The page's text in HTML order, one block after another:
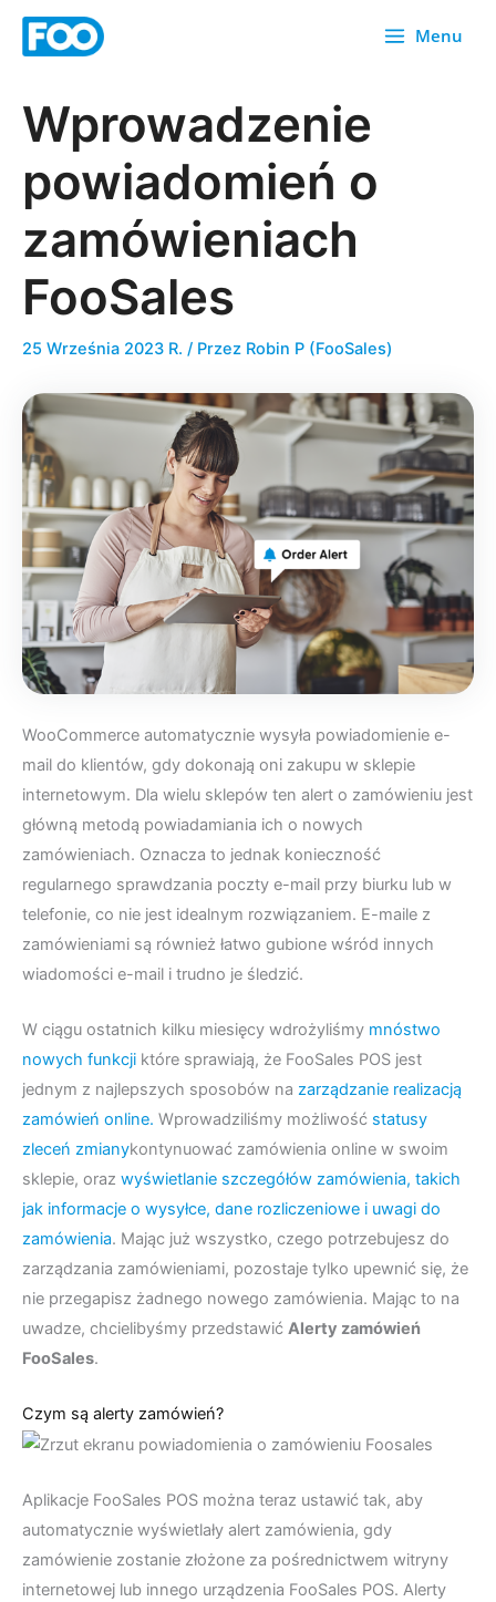
Przejdź
Menu
Wprowadzenie
powiadomień o
zamówieniach
FooSales
25 Września 2023 R. / Przez Robin P (FooSales)
WooCommerce automatycznie wysyła powiadomienie e-
mail do klientów, gdy dokonają oni zakupu w sklepie
internetowym. Dla wielu sklepów ten alert o zamówieniu jest
główną metodą powiadamiania ich o nowych
zamówieniach. Oznacza to jednak konieczność
regularnego sprawdzania poczty e-mail przy biurku lub w
telefonie, co nie jest idealnym rozwiązaniem. E-maile z
zamówieniami są również łatwo gubione wśród innych
wiadomości e-mail i trudno je śledzić.
W ciągu ostatnich kilku miesięcy wdrożyliśmy mnóstwo
nowych funkcji które sprawiają, że FooSales POS jest
jednym z najlepszych sposobów na zarządzanie realizacją
zamówień online. Wprowadziliśmy możliwość statusy
zleceń zmianykontynuować zamówienia online w swoim
sklepie, oraz wyświetlanie szczegółów zamówienia, takich
jak informacje o wysyłce, dane rozliczeniowe i uwagi do
zamówienia. Mając już wszystko, czego potrzebujesz do
zarządzania zamówieniami, pozostaje tylko upewnić się, że
nie przegapisz żadnego nowego zamówienia. Mając to na
uwadze, chcielibyśmy przedstawić Alerty zamówień
FooSales.
Czym są alerty zamówień?
Aplikacje FooSales POS można teraz ustawić tak, aby
automatycznie wyświetlały alert zamówienia, gdy
zamówienie zostanie złożone za pośrednictwem witryny
internetowej lub innego urządzenia FooSales POS. Alerty